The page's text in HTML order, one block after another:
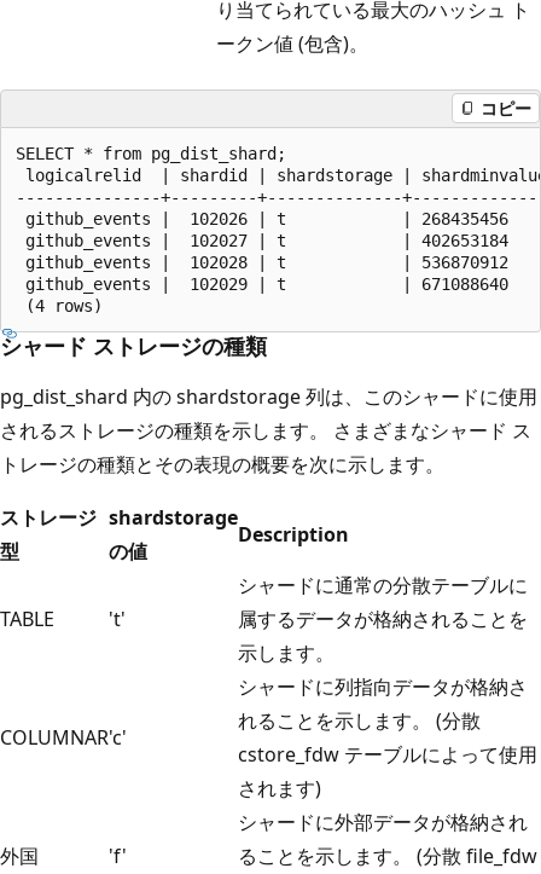
り当てられている最大のハッシュ ト
ークン値 (包含)。
コピー
SELECT * from pg_dist_shard;
logicalrelid  | shardid | shardstorage |
---------------+---------+--------------
github_events |  102026 | t            | 268435456
github_events |  102027 | t            | 402653184
github_events |  102028 | t            | 536870912
github_events |  102029 | t            | 671088640
シャード ストレージの種類
pg_dist_shard 内の shardstorage 列は、このシャードに使用
されるストレージの種類を示します。 さまざまなシャード ス
トレージの種類とその表現の概要を次に示します。
ストレージ
型
shardstorage
の値
Description
TABLE 't'
シャードに通常の分散テーブルに
属するデータが格納されることを
示します。
COLUMNAR'c'
シャードに列指向データが格納さ
れることを示します。 (分散
cstore_fdw テーブルによって使用
されます)
外国 'f'
シャードに外部データが格納され
ることを示します。 (分散 file_fdw